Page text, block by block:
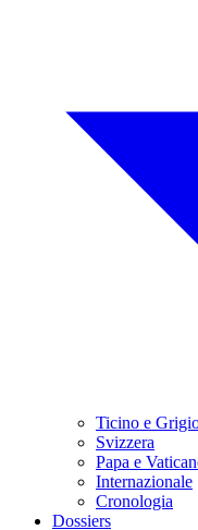
Ticino e
Svizzera
Papa e
Internazionale
Cronologia
Dossiers